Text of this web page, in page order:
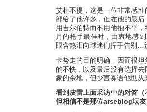
艾杜不提，这是一位非常感
部给了他许多，但在他的最
用吉尔伯特而不用他抱不平
月的枪手最佳时，由衷地感
眼含热泪向球迷们挥手告别…
卡努走的目的明确，因而很
的不快，以及最后没有选择
象的余地，但少言寡语他也从
看到皮雷上面采访中的对答
但相信不是那位arseblog坛